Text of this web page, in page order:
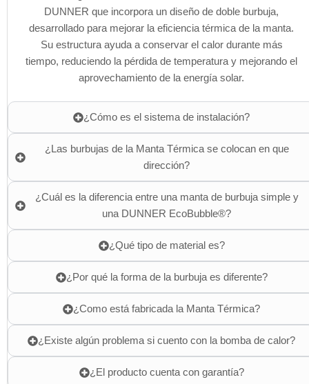
DUNNER que incorpora un diseño de doble burbuja,
desarrollado para mejorar la eficiencia térmica de la manta.
Su estructura ayuda a conservar el calor durante más
tiempo, reduciendo la pérdida de temperatura y mejorando el
aprovechamiento de la energía solar.
¿Cómo es el sistema de instalación?
¿Las burbujas de la Manta Térmica se colocan en que
dirección?
¿Cuál es la diferencia entre una manta de burbuja simple y
una DUNNER EcoBubble®?
¿Qué tipo de material es?
¿Por qué la forma de la burbuja es diferente?
¿Como está fabricada la Manta Térmica?
¿Existe algún problema si cuento con la bomba de calor?
¿El producto cuenta con garantía?